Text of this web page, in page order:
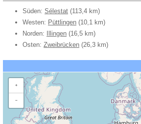
Süden: Sélestat (113,4 km)
Westen: Püttlingen (10,1 km)
Norden: Illingen (16,5 km)
Osten: Zweibrücken (26,3 km)
+
−